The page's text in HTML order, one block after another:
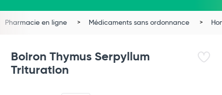
Pharmacie en ligne Médicaments sans ordonnance
Boiron Thymus Serpyllum
Trituration